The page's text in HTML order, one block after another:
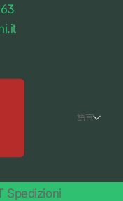
語言
Spedizioni